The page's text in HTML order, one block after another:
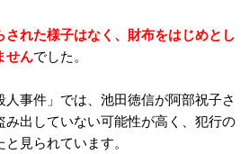
れた様子はなく 、 財布をはじめとし
せんでした。
人事件」では、池田徳信が阿部祝子さ
み出していない可能性が高く、犯行の
見られています。